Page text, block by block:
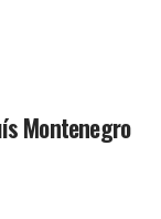
Montenegro